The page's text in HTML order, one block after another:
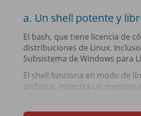
a. Un shell potente y
El bash, que tiene licencia de
distribuciones de Linux.
Subsistema de Windows para
El shell funciona en modo de
archivos, muestra un mensaje